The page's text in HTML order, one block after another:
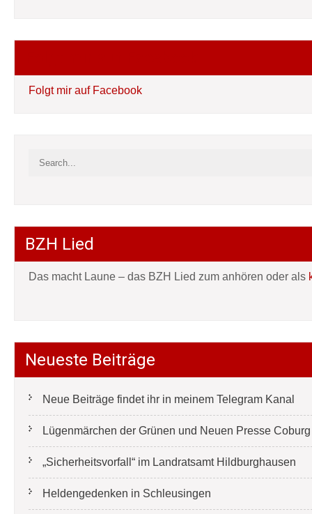
Folgt mir auf Facebook
BZH Lied
Das macht Laune – das BZH Lied zum anhören oder als
Neueste Beiträge
Neue Beiträge findet ihr in meinem Telegram Kanal
Lügenmärchen der Grünen und Neuen Presse
„Sicherheitsvorfall“ im Landratsamt Hildburghausen
Heldengedenken in Schleusingen